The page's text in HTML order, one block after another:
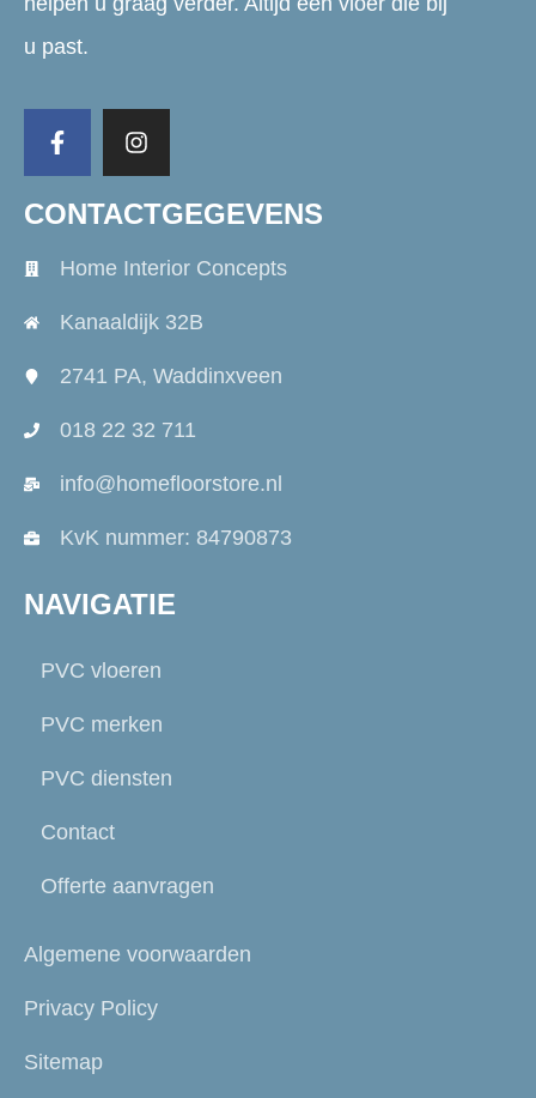
u past.
CONTACTGEGEVENS
Home Interior Concepts
Kanaaldijk 32B
2741 PA, Waddinxveen
018 22 32 711
info@homefloorstore.nl
KvK nummer: 84790873
NAVIGATIE
PVC vloeren
PVC merken
PVC diensten
Contact
Offerte aanvragen
Algemene voorwaarden
Privacy Policy
Sitemap